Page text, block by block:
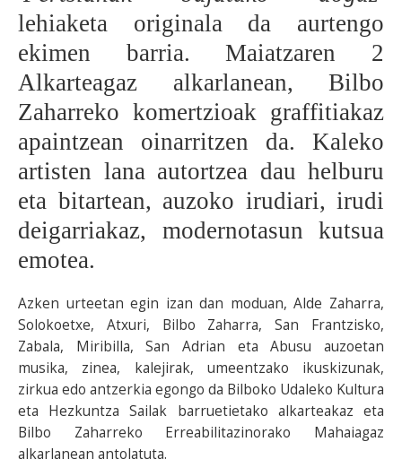
BEREZIAK
ARGAZKIAK
... AUKERA GEHIAGO
lehiaketa originala da aurtengo
ekimen barria. Maiatzaren 2
Alkarteagaz alkarlanean, Bilbo
Zaharreko komertzioak graffitiakaz
apaintzean oinarritzen da. Kaleko
artisten lana autortzea dau helburu
eta bitartean, auzoko irudiari, irudi
deigarriakaz, modernotasun kutsua
emotea.
Azken urteetan egin izan dan moduan, Alde Zaharra,
Solokoetxe, Atxuri, Bilbo Zaharra, San Frantzisko,
Zabala, Miribilla, San Adrian eta Abusu auzoetan
musika, zinea, kalejirak, umeentzako ikuskizunak,
zirkua edo antzerkia egongo da Bilboko Udaleko Kultura
eta Hezkuntza Sailak barruetietako alkarteakaz eta
Bilbo Zaharreko Erreabilitazinorako Mahaiagaz
alkarlanean antolatuta.